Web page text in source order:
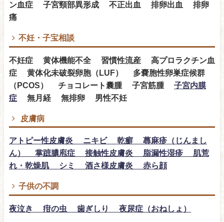
ン血症 子宮頸部異形成 不正出血 排卵出血 排卵
痛
不妊・子宝相談
不妊症 黄体機能不全 習慣性流産 高プロラクチン血
症 黄体化未破裂卵胞（LUF） 多嚢胞性卵巣症候群
（PCOS） チョコレート囊腫 子宮筋腫 子宮内膜
症 無月経 無排卵 男性不妊
皮膚病
アトピー性皮膚炎 ニキビ 乾癬 蕁麻疹（じんまし
ん） 掌蹠膿庖症 接触性皮膚炎 脂漏性湿疹 肌荒
れ・乾燥肌 シミ 酒さ様皮膚炎 赤ら顔
子供の不調
夜泣き 疳の虫 歯ぎしり 夜尿症（おねしょ）